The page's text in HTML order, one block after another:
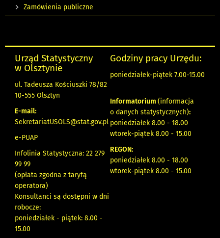
Zamówienia publiczne
Urząd Statystyczny
w Olsztynie
ul. Tadeusza Kościuszki 78/82
10-555 Olsztyn
E-mail:
SekretariatUSOLS@stat.gov.pl
e-PUAP
Infolinia Statystyczna: 22 279
99 99
(opłata zgodna z taryfą
operatora)
Konsultanci są dostępni w dni
robocze:
poniedziałek - piątek: 8.00 -
15.00
Godziny pracy Urzędu:
poniedziałek-piątek 7.00-15.00
Informatorium (informacja
o danych statystycznych):
poniedziałek 8.00 - 18.00
wtorek-piątek 8.00 - 15.00
REGON:
poniedziałek 8.00 - 18.00
wtorek-piątek 8.00 - 15.00